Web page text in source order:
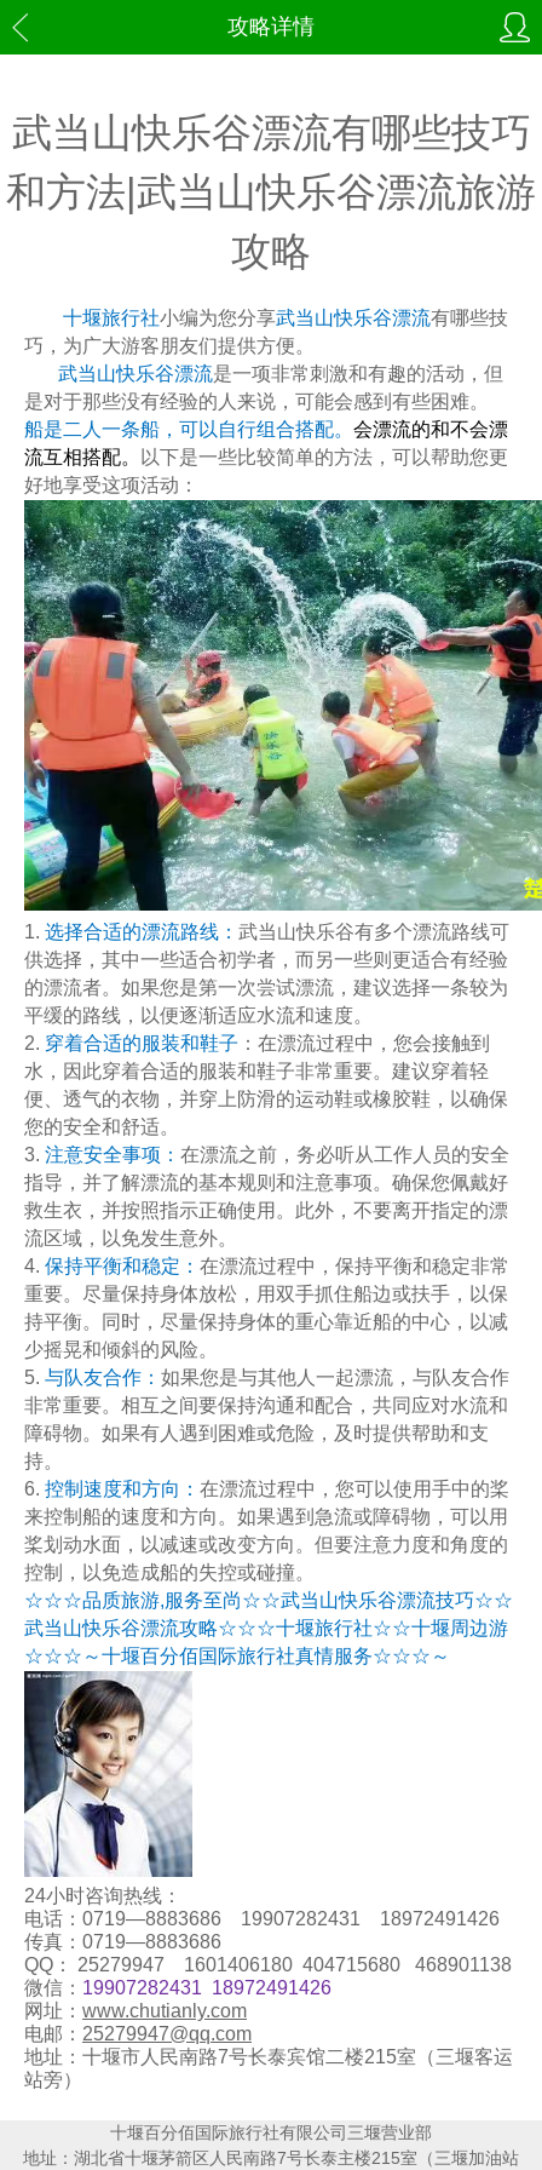
攻略详情
武当山快乐谷漂流有哪些技巧
和方法|武当山快乐谷漂流旅游
攻略
十堰旅行社小编为您分享武当山快乐谷漂流有哪些技
巧，为广大游客朋友们提供方便。
武当山快乐谷漂流是一项非常刺激和有趣的活动，但
是对于那些没有经验的人来说，可能会感到有些困难。
船是二人一条船，可以自行组合搭配。 会漂流的和不会漂
流互相搭配。
以下是一些比较简单的方法，可以帮助您更
好地享受这项活动：
1. 选择合适的漂流路线： 武当山快乐谷有多个漂流路线可
供选择，其中一些适合初学者，而另一些则更适合有经验
的漂流者。如果您是第一次尝试漂流，建议选择一条较为
平缓的路线，以便逐渐适应水流和速度。
2. 穿着合适的服装和鞋子 ：在漂流过程中，您会接触到
水，因此穿着合适的服装和鞋子非常重要。建议穿着轻
便、透气的衣物，并穿上防滑的运动鞋或橡胶鞋，以确保
您的安全和舒适。
3. 注意安全事项： 在漂流之前，务必听从工作人员的安全
指导，并了解漂流的基本规则和注意事项。确保您佩戴好
救生衣，并按照指示正确使用。此外，不要离开指定的漂
流区域，以免发生意外。
4. 保持平衡和稳定： 在漂流过程中，保持平衡和稳定非常
重要。尽量保持身体放松，用双手抓住船边或扶手，以保
持平衡。同时，尽量保持身体的重心靠近船的中心，以减
少摇晃和倾斜的风险。
5. 与队友合作： 如果您是与其他人一起漂流，与队友合作
非常重要。相互之间要保持沟通和配合，共同应对水流和
障碍物。如果有人遇到困难或危险，及时提供帮助和支
持。
6. 控制速度和方向： 在漂流过程中，您可以使用手中的桨
来控制船的速度和方向。如果遇到急流或障碍物，可以用
桨划动水面，以减速或改变方向。但要注意力度和角度的
控制，以免造成船的失控或碰撞。
☆☆☆品质旅游,服务至尚☆☆武当山快乐谷漂流技巧☆☆
武当山快乐谷漂流攻略☆☆☆十堰旅行社☆☆十堰周边游
☆☆☆～十堰百分佰国际旅行社真情服务☆☆☆～
24小时咨询热线：
电话：0719—8883686 19907282431 18972491426
传真：0719—8883686
QQ： 25279947 1601406180 404715680 468901138
微信： 19907282431 18972491426
网址： www.chutianly.com
电邮： 25279947@qq.com
地址：十堰市人民南路7号长泰宾馆二楼215室（三堰客运
站旁）
十堰百分佰国际旅行社有限公司三堰营业部
地址：湖北省十堰茅箭区人民南路7号长泰主楼215室（三堰加油站